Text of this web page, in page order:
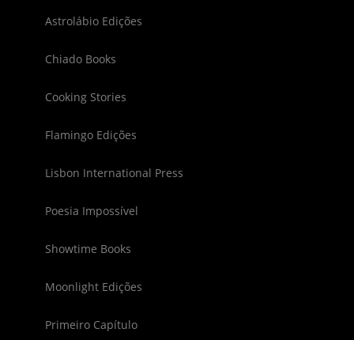
Astrolábio Edições
Chiado Books
Cooking Stories
Flamingo Edições
Lisbon International Press
Poesia Impossível
Showtime Books
Moonlight Edições
Primeiro Capítulo